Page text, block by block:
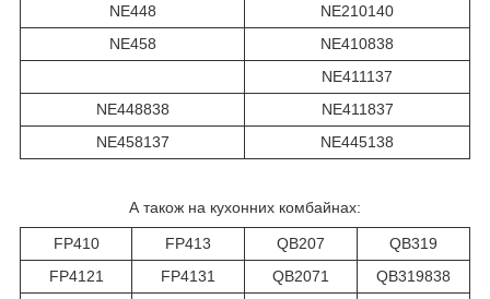
NE448
NE210140
NE458
NE410838
NE411137
NE448838
NE411837
NE458137
NE445138
А також на кухонних комбайнах:
FP410 FP413 QB207
QB319
FP4121
FP4131 QB2071
QB319838